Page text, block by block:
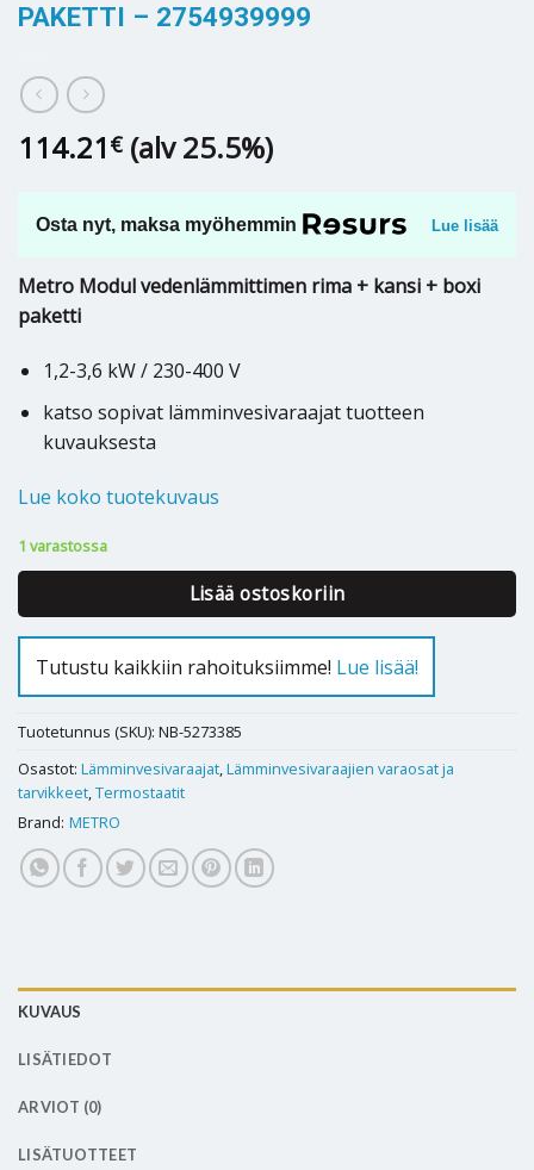
PAKETTI – 2754939999
114.21 € (alv 25.5%)
Osta nyt, maksa myöhemmin Lue lisää
Metro Modul vedenlämmittimen rima + kansi + boxi
paketti
1,2-3,6 kW / 230-400 V
katso sopivat lämminvesivaraajat tuotteen
kuvauksesta
Lue koko tuotekuvaus
1 varastossa
Lisää ostoskoriin
Tutustu kaikkiin rahoituksiimme! Lue lisää!
Tuotetunnus (SKU): NB-5273385
Osastot: Lämminvesivaraajat Lämminvesivaraajien varaosat ja
tarvikkeet Termostaatit
Brand: METRO
KUVAUS
LISÄTIEDOT
ARVIOT (0)
LISÄTUOTTEET